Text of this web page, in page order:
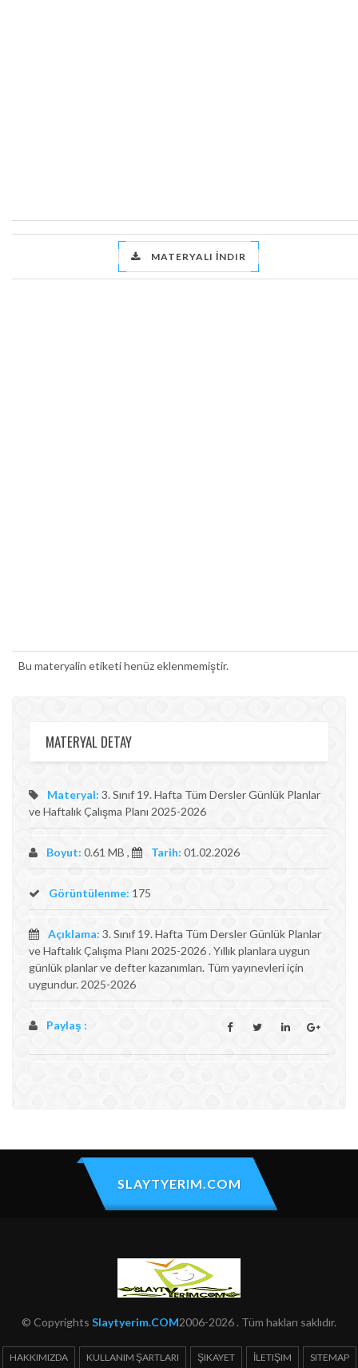
MATERYALI İNDIR
Bu materyalin etiketi henüz eklenmemiştir.
MATERYAL DETAY
Materyal: 3. Sınıf 19. Hafta Tüm Dersler Günlük Planlar
ve Haftalık Çalışma Planı 2025-2026
Boyut: 0.61 MB , Tarih: 01.02.2026
Görüntülenme: 175
Açıklama: 3. Sınıf 19. Hafta Tüm Dersler Günlük Planlar
ve Haftalık Çalışma Planı 2025-2026 . Yıllık planlara uygun
günlük planlar ve defter kazanımları. Tüm yayınevleri için
uygundur. 2025-2026
Paylaş :
SLAYTYERIM.COM
© Copyrights Slaytyerim.COM2006-2026 . Tüm hakları saklıdır.
HAKKIMIZDA KULLANIM ŞARTLARI ŞIKAYET İLETIŞIM SITEMAP